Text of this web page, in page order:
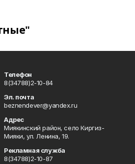
Телефон
8(34788)2-10-84
Эл. почта
beznendever@yandex.ru
Адрес
Миякинский район, село Киргиз-
Мияки, ул. Ленина, 19.
Рекламная служба
8(34788)2-10-87